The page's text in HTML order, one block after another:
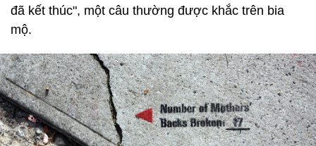
đã kết thúc", một câu thường được khắc trên bia
mộ.